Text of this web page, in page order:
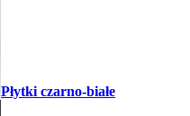
Płytki czarno-białe